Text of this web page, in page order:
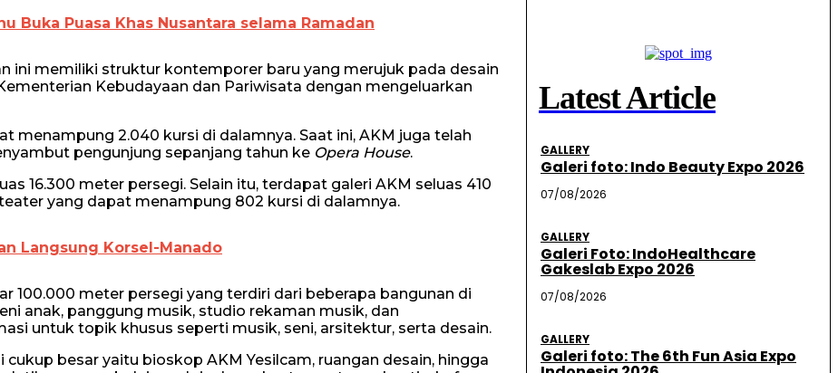
Buka Puasa Khas Nusantara selama Ramadan
ini memiliki struktur kontemporer baru yang merujuk pada desain
Kebudayaan dan Pariwisata dengan mengeluarkan
menampung 2.040 kursi di dalamnya. Saat ini, AKM juga telah
pengunjung sepanjang tahun ke Opera House.
16.300 meter persegi. Selain itu, terdapat galeri AKM seluas 410
yang dapat menampung 802 kursi di dalamnya.
Langsung Korsel-Manado
100.000 meter persegi yang terdiri dari beberapa bangunan di
anak, panggung musik, studio rekaman musik, dan
untuk topik khusus seperti musik, seni, arsitektur, serta desain.
besar yaitu bioskop AKM Yesilcam, ruangan desain, hingga
Latest Article
GALLERY
Galeri foto: Indo Beauty Expo 2026
07/08/2026
GALLERY
Galeri Foto: IndoHealthcare
Gakeslab Expo 2026
07/08/2026
GALLERY
Galeri foto: The 6th Fun Asia Expo